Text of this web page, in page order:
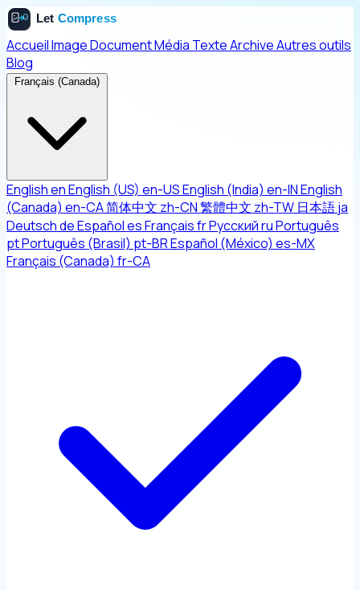
AccueilImageDocumentMédia TexteArchiveAutres outils
Blog
Français (Canada)
EnglishenEnglish (US) en-USEnglish (India) en-INEnglish
(Canada) en-CA简体中文 zh-CN繁體中文 zh-TW 日本語ja
DeutschdeEspañolesFrançaisfrРусскийruPortuguês
ptPortuguês (Brasil) pt-BREspañol (México) es-MX
Français (Canada) fr-CA